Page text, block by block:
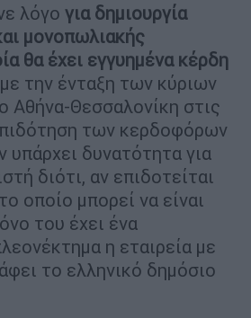
λόγο για δημιουργία
μονοπωλιακής
θα έχει εγγυημένα κέρδη
την ένταξη των κύριων
Αθήνα-Θεσσαλονίκη στις
των κερδοφόρων
υπάρχει δυνατότητα για
διότι, αν επιδοτείται
οποίο μπορεί να είναι
του έχει ένα
η εταιρεία με
το ελληνικό δημόσιο